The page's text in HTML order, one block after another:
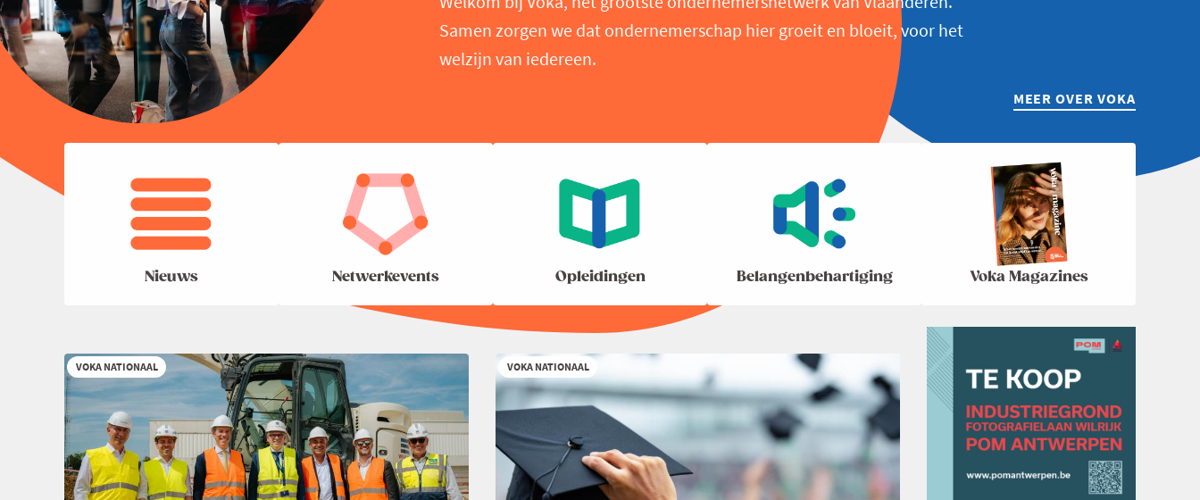
Samen zorgen we dat ondernemerschap hier groeit en bloeit, voor het
welzijn van iedereen.
MEER OVER VOKA
Nieuws Netwerkevents Opleidingen Belangenbehartiging Voka Magazines
VOKA NATIONAAL VOKA NATIONAAL